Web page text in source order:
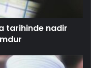
tarihinde nadir